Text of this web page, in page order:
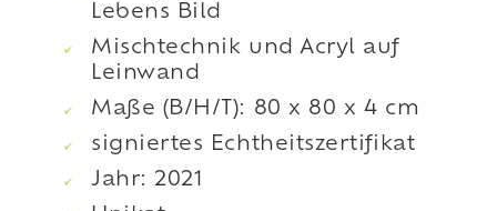
Lebens Bild
Mischtechnik und Acryl auf
Leinwand
Maße (B/H/T): 80 x 80 x 4 cm
signiertes Echtheitszertifikat
Jahr: 2021